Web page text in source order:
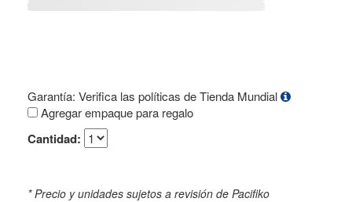
Garantía: Verifica las políticas de Tienda Mundial
Agregar empaque para regalo
Cantidad:
* Precio y unidades sujetos a revisión de Pacifiko